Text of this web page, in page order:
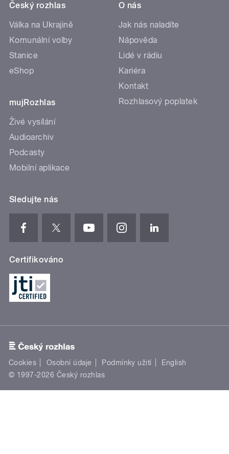
Český rozhlas
Válka na Ukrajině
Komunální volby
Stanice
eShop
mujRozhlas
Živé vysílání
Audioarchiv
Podcasty
Mobilní aplikace
O nás
Jak nás naladíte
Nápověda
Lidé v rádiu
Kariéra
Kontakt
Rozhlasový poplatek
Sledujte nás
Certifikováno
Cookies Osobní údaje Podmínky užití
English
© 1997-2026 Český rozhlas